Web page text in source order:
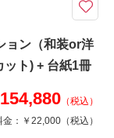
連れて行けないか
お揃いの衣装を着る
ョン（和装or洋
ト) + 台紙1冊
154,880 （税込）
： ￥22,000 （税込）